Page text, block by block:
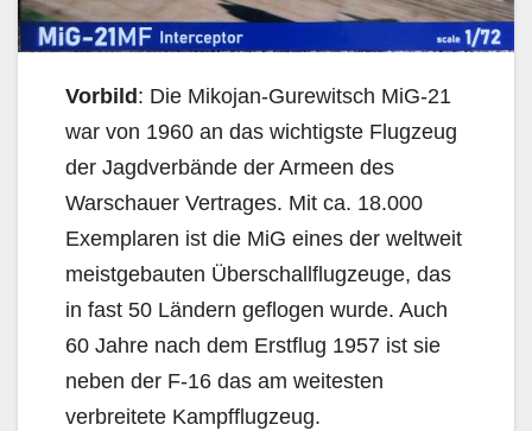
Vorbild : Die Mikojan-Gurewitsch MiG-21
war von 1960 an das wichtigste Flugzeug
der Jagdverbände der Armeen des
Warschauer Vertrages. Mit ca. 18.000
Exemplaren ist die MiG eines der weltweit
meistgebauten Überschallflugzeuge, das
in fast 50 Ländern geflogen wurde. Auch
60 Jahre nach dem Erstflug 1957 ist sie
neben der F-16 das am weitesten
verbreitete Kampfflugzeug.